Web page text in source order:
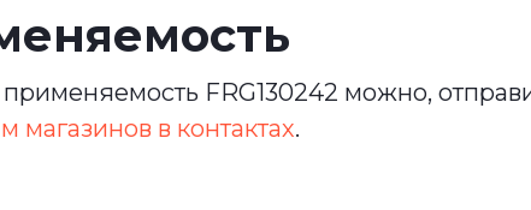
FRG130242 можно,
магазинов в контактах.